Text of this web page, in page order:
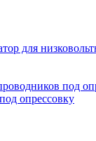
для
под
опрессовку